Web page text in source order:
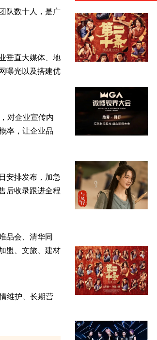
队数十人，是广
垂直大媒体、地
曝光以及搭建优
对企业宣传内
率，让企业品
安排发布，加急
后收录跟进全程
品会、清华同
盟、文旅、建材
维护、长期营